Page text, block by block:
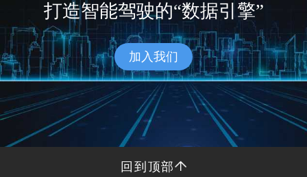
打造智能驾驶的“数据引擎”
加入我们
回到顶部